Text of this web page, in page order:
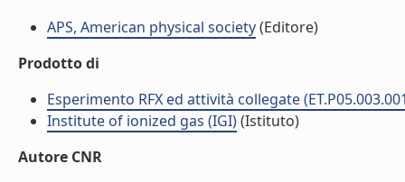
APS, American physical society(Editore)
Prodotto di
Esperimento RFX ed attività collegate
Institute of ionized gas (IGI)(Istituto)
Autore CNR